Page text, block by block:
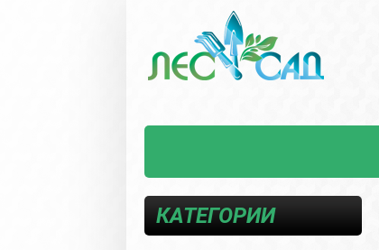
КАТЕГОРИИ